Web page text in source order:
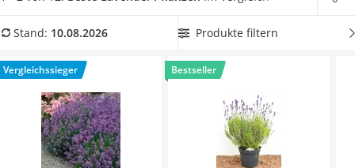
Löschdecke
Winterharte Palmen
Gasdurchlauferhitzer
Lavendel-Pflanze, um über mehrere Jahre Gebrauch von
im August 2026 besonders das ModellGarten Schlüter
44230* mit seinen Eigenschaften.
Stand: 10.08.2026 Produkte filtern
Vergleichssieger Bestseller